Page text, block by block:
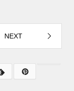
NEXT